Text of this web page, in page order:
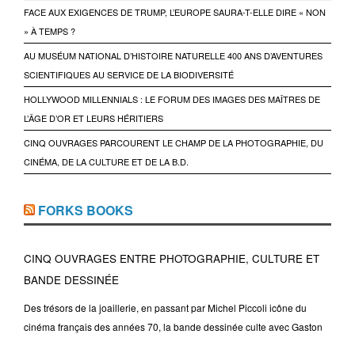
FACE AUX EXIGENCES DE TRUMP, L’EUROPE SAURA-T-ELLE DIRE « NON
» À TEMPS ?
AU MUSÉUM NATIONAL D’HISTOIRE NATURELLE 400 ANS D’AVENTURES
SCIENTIFIQUES AU SERVICE DE LA BIODIVERSITÉ
HOLLYWOOD MILLENNIALS : LE FORUM DES IMAGES DES MAÎTRES DE
L’ÂGE D’OR ET LEURS HÉRITIERS
CINQ OUVRAGES PARCOURENT LE CHAMP DE LA PHOTOGRAPHIE, DU
CINÉMA, DE LA CULTURE ET DE LA B.D.
FORKS BOOKS
CINQ OUVRAGES ENTRE PHOTOGRAPHIE, CULTURE ET
BANDE DESSINÉE
Des trésors de la joaillerie, en passant par Michel Piccoli icône du
cinéma français des années 70, la bande dessinée culte avec Gaston